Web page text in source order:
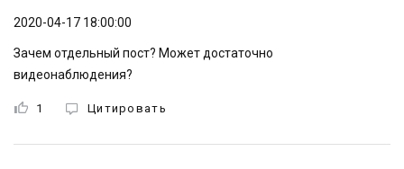
2020-04-17 18:00:00
Зачем отдельный пост? Может достаточно
видеонаблюдения?
1 Цитировать